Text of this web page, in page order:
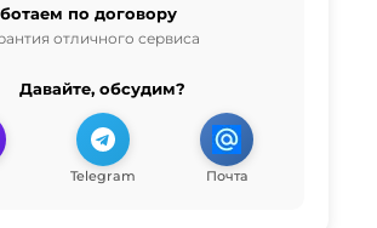
по договору
отличного сервиса
Давайте, обсудим?
Telegram Почта